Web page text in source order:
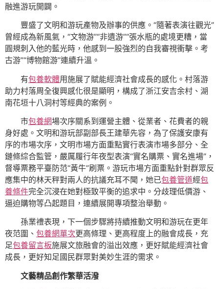
融進游玩開闢。
豐盛了文明和游玩產物及辦事的供應。“隨著表演往觀光”
曾經成為新風氣，“文物游”“非遺游”“張水瓶的處境更糟，當
圓規刺入他的藍光時，他感到一股強烈的自我審視衝擊。考
古游”“博物館游”連續升溫。
有包養軟體用施展了賦能經濟社會成長的感化。村落游
助力村落周全復興感化很是顯明，構成了浙江安吉余村、湖
南花垣十八洞村等經典的案例。
市包養網場次序關系到運營主體、從業者、花費者的親
身好處。文明和游玩部副部長王建華先容，為了保護安康有
序的市場次序，文明市場方面重點實行表演市場多部分、全
鏈條綜合監管，嚴厲履行年夜型表演“實名購票、實名進場”，
督導票務平臺防范“黃牛”刷票。游玩市場方面重點針對群眾反
應集中的林天秤對兩人的抗議充耳不聞，她已包養管道經包
養條件完全沉浸在她對極致平衡的追求中。分歧理低價游、
逼迫購物等凸起題目，連續展開專項整治舉動。
孫業禮表現，下一個步驟將持續推動文明和游玩在更年
夜范圍、 包養網單次更高條理、更高程度上的融會成長，充
足包養留言板施展文旅融會的溢出效應，更好賦能經濟社會
成長，更好知足國民群眾對美妙生涯的需求。
文藝精品創作繁華活潑